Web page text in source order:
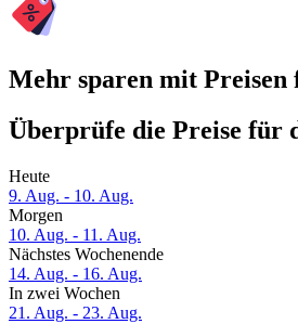
Mehr sparen mit
Überprüfe die Preise für
Heute
9. Aug. - 10. Aug.
Morgen
10. Aug. - 11. Aug.
Nächstes Wochenende
14. Aug. - 16. Aug.
In zwei Wochen
21. Aug. - 23. Aug.